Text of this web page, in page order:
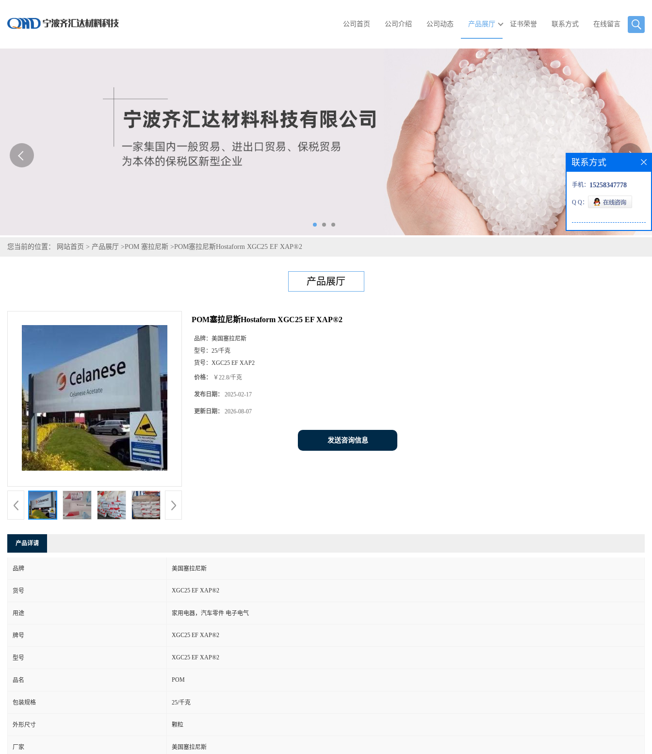
公司首页 公司介绍 公司动态 产品展厅 证书荣誉 联系方式 在线留言
您当前的位置： 网站首页 > 产品展厅 >POM 塞拉尼斯 >POM塞拉尼斯Hostaform XGC25 EF XAP®2
产品展厅
POM塞拉尼斯Hostaform XGC25 EF XAP®2
品牌： 美国塞拉尼斯
型号： 25/千克
货号： XGC25 EF XAP2
价格： ￥22.8/千克
发布日期： 2025-02-17
更新日期： 2026-08-07
发送咨询信息
产品详请
品牌 美国塞拉尼斯
货号 XGC25 EF XAP®2
用途 家用电器，汽车零件 电子电气
牌号 XGC25 EF XAP®2
型号 XGC25 EF XAP®2
品名 POM
包装规格 25/千克
外形尺寸 颗粒
厂家 美国塞拉尼斯
联系方式
手机： 15258347778
Q Q：